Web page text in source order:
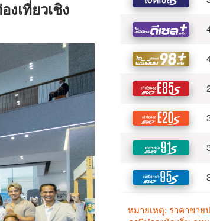
เที่ยวเชิง